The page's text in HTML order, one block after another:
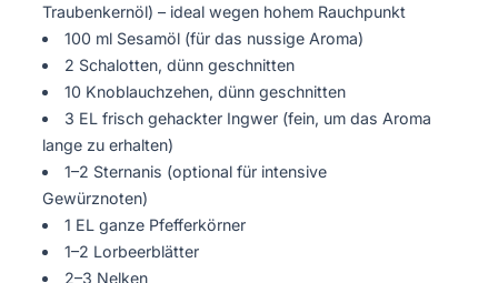
Traubenkernöl) – ideal wegen hohem Rauchpunkt
100 ml Sesamöl (für das nussige Aroma)
2 Schalotten, dünn geschnitten
10 Knoblauchzehen, dünn geschnitten
3 EL frisch gehackter Ingwer (fein, um das Aroma
lange zu erhalten)
1–2 Sternanis (optional für intensive
Gewürznoten)
1 EL ganze Pfefferkörner
1–2 Lorbeerblätter
2–3 Nelken